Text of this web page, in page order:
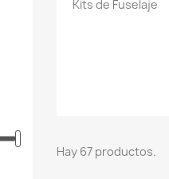
Kits de Fuselaje
Hay 67 productos.